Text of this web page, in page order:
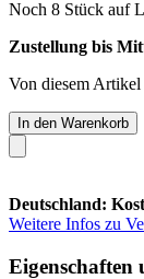
Noch 8 Stück auf
Zustellung bis
Von diesem Artikel
In den Warenkorb
Deutschland:
Weitere Infos zu
Eigenschaften